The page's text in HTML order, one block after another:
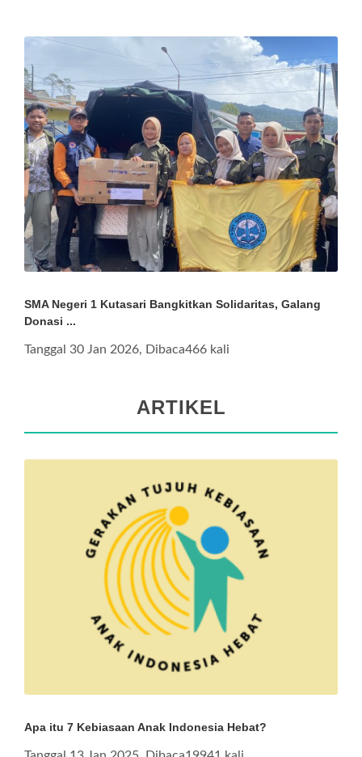
SMA Negeri 1 Kutasari Bangkitkan Solidaritas, Galang
Donasi ...
Tanggal 30 Jan 2026, Dibaca466 kali
ARTIKEL
Apa itu 7 Kebiasaan Anak Indonesia Hebat?